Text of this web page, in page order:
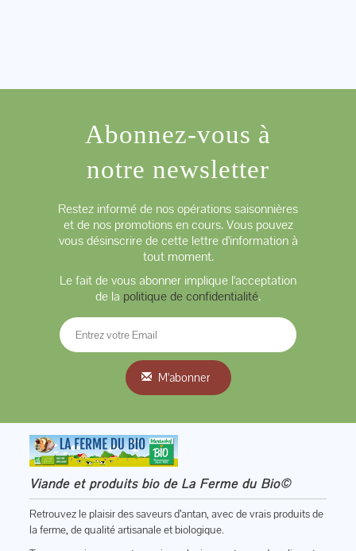
Abonnez-vous à
notre newsletter
Restez informé de nos opérations saisonnières
et de nos promotions en cours. Vous pouvez
vous désinscrire de cette lettre d'information à
tout moment.
Le fait de vous abonner implique l'acceptation
de la politique de confidentialité.
M'abonner
Viande et produits bio de La Ferme du Bio©
Retrouvez le plaisir des saveurs d’antan, avec de vrais produits de
la ferme, de qualité artisanale et biologique.